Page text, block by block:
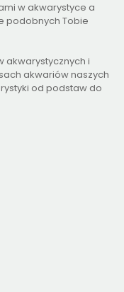
w akwarystyce a
podobnych Tobie
akwarystycznych i
akwariów naszych
od podstaw do